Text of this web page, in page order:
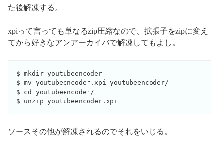
た後解凍する。
xpiって言っても単なるzip圧縮なので、拡張子をzipに変え
てから好きなアンアーカイバで解凍してもよし。
$ mkdir youtubeencoder
$ mv youtubeencoder.xpi youtubeencoder/
$ cd youtubeencoder/
ソースその他が解凍されるのでそれをいじる。